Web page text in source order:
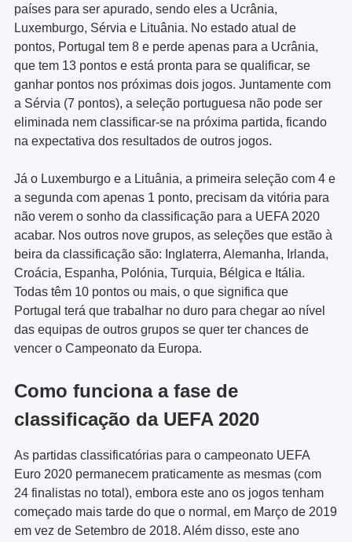
países para ser apurado, sendo eles a Ucrânia,
Luxemburgo, Sérvia e Lituânia. No estado atual de
pontos, Portugal tem 8 e perde apenas para a Ucrânia,
que tem 13 pontos e está pronta para se qualificar, se
ganhar pontos nos próximas dois jogos. Juntamente com
a Sérvia (7 pontos), a seleção portuguesa não pode ser
eliminada nem classificar-se na próxima partida, ficando
na expectativa dos resultados de outros jogos.
Já o Luxemburgo e a Lituânia, a primeira seleção com 4 e
a segunda com apenas 1 ponto, precisam da vitória para
não verem o sonho da classificação para a UEFA 2020
acabar. Nos outros nove grupos, as seleções que estão à
beira da classificação são: Inglaterra, Alemanha, Irlanda,
Croácia, Espanha, Polónia, Turquia, Bélgica e Itália.
Todas têm 10 pontos ou mais, o que significa que
Portugal terá que trabalhar no duro para chegar ao nível
das equipas de outros grupos se quer ter chances de
vencer o Campeonato da Europa.
Como funciona a fase de
classificação da UEFA 2020
As partidas classificatórias para o campeonato UEFA
Euro 2020 permanecem praticamente as mesmas (com
24 finalistas no total), embora este ano os jogos tenham
começado mais tarde do que o normal, em Março de 2019
em vez de Setembro de 2018. Além disso, este ano